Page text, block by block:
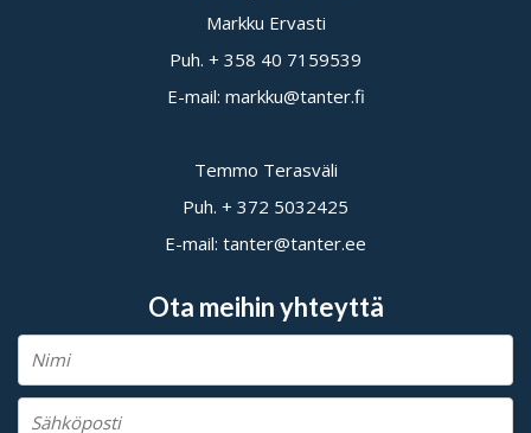
Markku Ervasti
Puh. + 358 40 7159539
E-mail: markku@tanter.fi
Temmo Terasväli
Puh. + 372 5032425
E-mail: tanter@tanter.ee
Ota meihin yhteyttä